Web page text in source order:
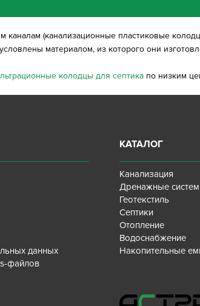
(канализационные пластиковые
материалом, из которого они
колодцы для септика по низким
данных
файлов
КАТАЛОГ
Канализация
Дренажные
Геотекстиль
Септики
Отопление
Водоснабжение
Накопительные